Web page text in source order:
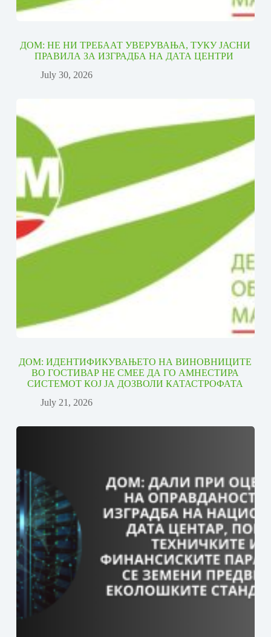
ДОМ: НЕ НИ ТРЕБААТ УВЕРУВАЊА, ТУКУ ЈАСНИ
ПРАВИЛА ЗА ИЗГРАДБА НА ДАТА ЦЕНТРИ
July 30, 2026
ДОМ: ИДЕНТИФИКУВАЊЕТО НА ВИНОВНИЦИТЕ
ВО ГОСТИВАР НЕ СМЕЕ ДА ГО АМНЕСТИРА
СИСТЕМОТ КОЈ ЈА ДОЗВОЛИ КАТАСТРОФАТА
July 21, 2026